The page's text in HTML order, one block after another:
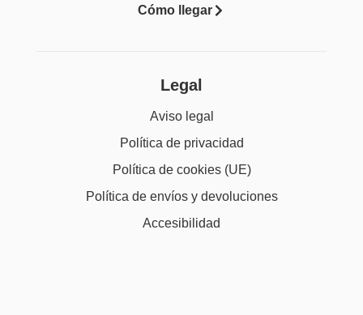
Cómo llegar
Legal
Aviso legal
Política de privacidad
Política de cookies (UE)
Política de envíos y devoluciones
Accesibilidad